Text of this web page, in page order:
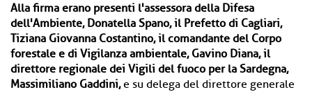
Alla firma erano presenti l'assessora della Difesa
dell'Ambiente, Donatella Spano, il Prefetto di Cagliari,
Tiziana Giovanna Costantino, il comandante del Corpo
forestale e di Vigilanza ambientale, Gavino Diana, il
direttore regionale dei Vigili del fuoco per la Sardegna,
Massimiliano Gaddini,e su delega del direttore generale